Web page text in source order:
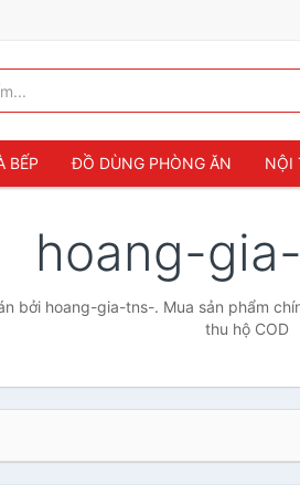
BẾP ĐỒ DÙNG PHÒNG ĂN NỘI
hoang-
bởi hoang-gia-tns-. Mua sản phẩm
thu hộ COD